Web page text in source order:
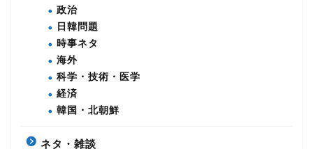
政治
日韓問題
時事ネタ
海外
科学・技術・医学
経済
韓国・北朝鮮
ネタ・雑談